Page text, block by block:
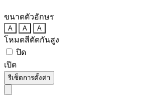
ขนาดตัวอักษร
A A A
โหมดสีตัดกันสูง
ปิด
เปิด
รีเซ็ตการตั้งค่า